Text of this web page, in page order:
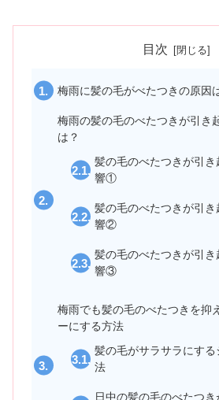
目次
梅雨に髪の毛がべたつきの原因
梅雨の髪の毛のべたつきが引き
は？
髪の毛のべたつきが引
響①
髪の毛のべたつきが引
響②
髪の毛のべたつきが引
響③
梅雨でも髪の毛のべたつきを抑
ーにする方法
髪の毛がサラサラにす
法
日中の髪の毛のべたつ